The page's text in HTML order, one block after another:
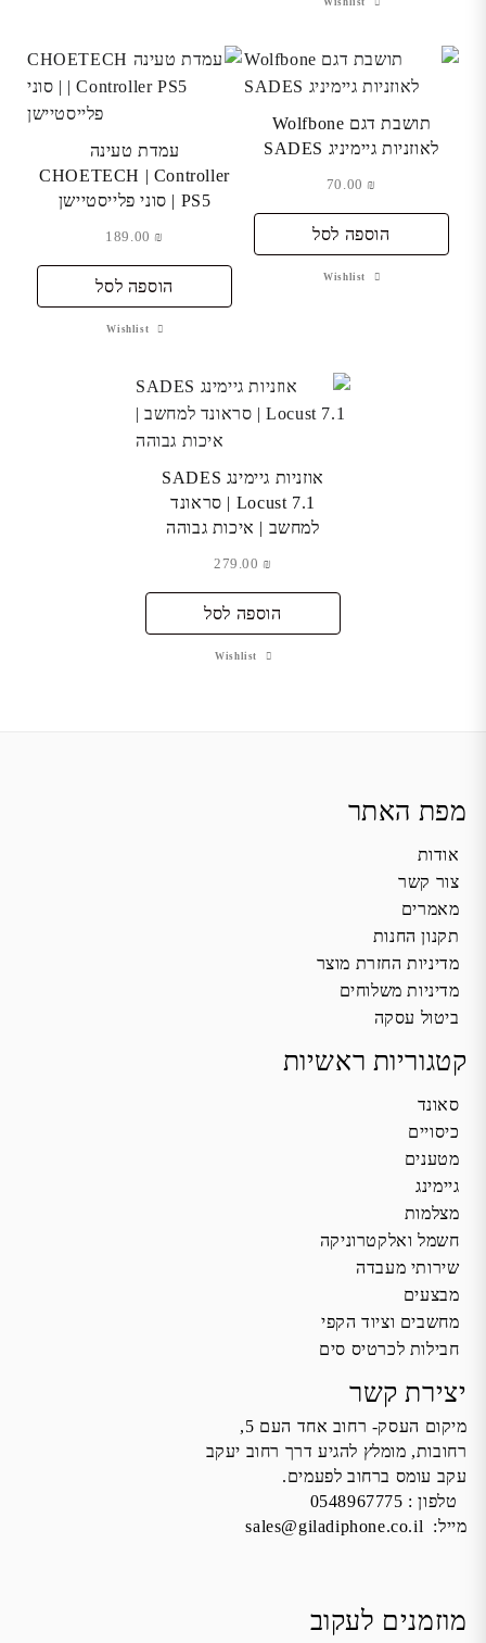
Wishlist
תושבת דגם Wolfbone
לאוזניות גיימיניג SADES
₪
הוספה לסל
Wishlist
עמדת טעינה
CHOETECH | Controller
PS5 | סוני פלייסטיישן
₪
הוספה לסל
Wishlist
אוזניות גיימינג SADES
Locust 7.1 | סראונד
למחשב | איכות גבוהה
₪
הוספה לסל
Wishlist
מפת האתר
אודות
צור קשר
מאמרים
תקנון החנות
מדיניות החזרת מוצר
מדיניות משלוחים
ביטול עסקה
קטגוריות ראשיות
סאונד
כיסויים
מטענים
גיימינג
מצלמות
חשמל ואלקטרוניקה
שירותי מעבדה
מבצעים
מחשבים וציוד הקפי
חבילות לכרטיס סים
יצירת קשר
מיקום העסק- רחוב אחד העם 5,
רחובות, מומלץ להגיע דרך רחוב יעקב
עקב עומס ברחוב לפעמים.
טלפון : 0548967775
מייל: sales@giladiphone.co.il
מוזמנים לעקוב